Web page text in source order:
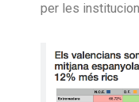
per les